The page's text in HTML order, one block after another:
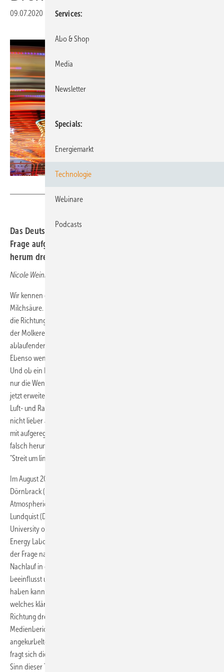
09.07.2020 Druckvorschau
Das Deutsche Zentrum für Luft- und Raumfahrt hat die
Frage aufgeworfen, ob Windkraftanlagen nicht anders
herum drehen sollten. Der BWE findet das abwegig.
Nicole Weinhold
Wir kennen die Diskussion über linksdrehende oder rechtsdrehende
Milchsäure. Wenn es nicht gerade um Säuglingsernährung geht, spielt
die Richtung aber keine Rolle - außer vielleicht für die Werbefachleute
der Molkerei-Industrie. In Australien dreht sich der Strudel des
ablaufenden Badewassers anders herum. Auch das spielt keine Rolle.
Ebenso wenig schmeckt ein Martini je nach Rüherrichtung anders.
Und ob ein Karussel rechts- oder linksherum dreht, interessiert auch
nur die Wenigsten. Dieses Sammelsurium der Drehrichtungen kann
jetzt erweitert werden um eine Frage, die das Deutsche Zentrum für
Luft- und Raumfahrt (DLR) aufgeworfen hat: Sollten Windkraftanlagen
nicht lieber andersherum drehen? Die Tagespresse reagierte prompt
mit aufgeregten Schlagzeilen: "90 Prozent der Windräder drehen sich
falsch herum", "Verschenktes Potential durch falsche Drehrichtung",
"Streit um linksdrehende Rotoren".
Im August 2019 veröffentlichten Antonia Englberger, Andreas
Dörnbrack (beide (German Aerospace Center, Institute of
Atmospheric Physics, Oberpfaffenhofen, Germany),und Julie K.
Lundquist (Department of Atmospheric and Oceanic Sciences,
University of Colorado Boulder, Boulder, USA; National Renewable
Energy Laboratory, Golden, Colorado, USA) ein Diskussionpapier, das
der Frage nachgeht, ob die Drehrichtung einer Windkraftanlage den
Nachlauf in einer stabil geschichteten atmosphärischen Grenzschicht
beeinflusst und welche Auswirkungen dies auf den Ertrag der Anlagen
haben kann. Im Januar 2020 folgte ein zweites Diskussionpapier,
welches klären will, ob sich Windkraftanlagen in die entgegengesetzte
Richtung drehen sollten. Dieser Beitrag wurde ab Mitte Juni in vielen
Medienberichten aufgegriffen und zitiert. Wie nach der vom DLR
angekurbelten
fragt sich die Windkraft-Branche auch diesmal wieder: Was ist der
Sinn dieser Thesen? Wir sprachen mit dem Geschäftsführer des
Services
Abo & Shop
Media
Newsletter
Specials
Energiemarkt
Technologie
Webinare
Podcasts